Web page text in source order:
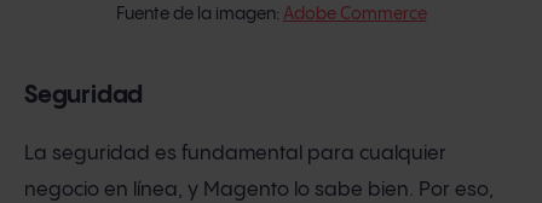
Fuente de la imagen: Adobe Commerce
Seguridad
La seguridad es fundamental para cualquier
negocio en línea, y Magento lo sabe bien. Por eso,